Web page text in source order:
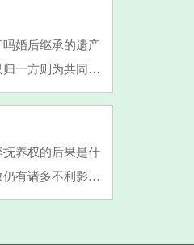
婚后继承的遗产
一方则为共同财
典》规定，在婚
养权的后果是什
有诸多不利影
义务。法律明确